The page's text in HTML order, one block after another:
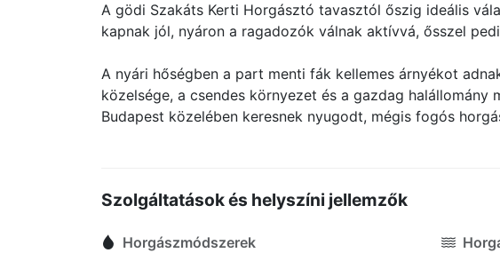
A gödi Szakáts Kerti Horgásztó tavasztól őszig ideális
kapnak jól, nyáron a ragadozók válnak aktívvá, ősszel
A nyári hőségben a part menti fák kellemes árnyékot
közelsége, a csendes környezet és a gazdag
Budapest közelében keresnek nyugodt, mégis fogós
Szolgáltatások és helyszíni jellemzők
Horgászmódszerek